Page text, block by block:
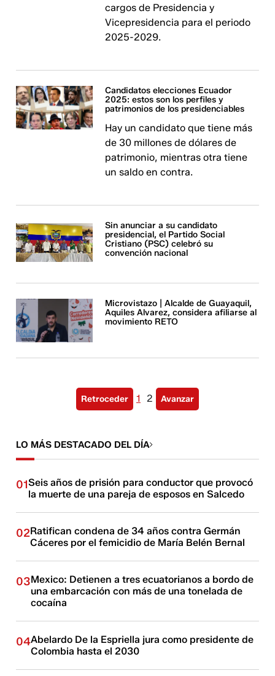
cargos de Presidencia y
Vicepresidencia para el periodo
2025-2029.
Candidatos elecciones Ecuador
2025: estos son los perfiles y
patrimonios de los presidenciables
Hay un candidato que tiene más
de 30 millones de dólares de
patrimonio, mientras otra tiene
un saldo en contra.
Sin anunciar a su candidato
presidencial, el Partido Social
Cristiano (PSC) celebró su
convención nacional
Microvistazo | Alcalde de Guayaquil,
Aquiles Alvarez, considera afiliarse al
movimiento RETO
Retroceder 1 2 Avanzar
LO MÁS DESTACADO DEL DÍA
01Seis años de prisión para conductor que provocó
la muerte de una pareja de esposos en Salcedo
02Ratifican condena de 34 años contra Germán
Cáceres por el femicidio de María Belén Bernal
03Mexico: Detienen a tres ecuatorianos a bordo de
una embarcación con más de una tonelada de
cocaína
04Abelardo De la Espriella jura como presidente de
Colombia hasta el 2030